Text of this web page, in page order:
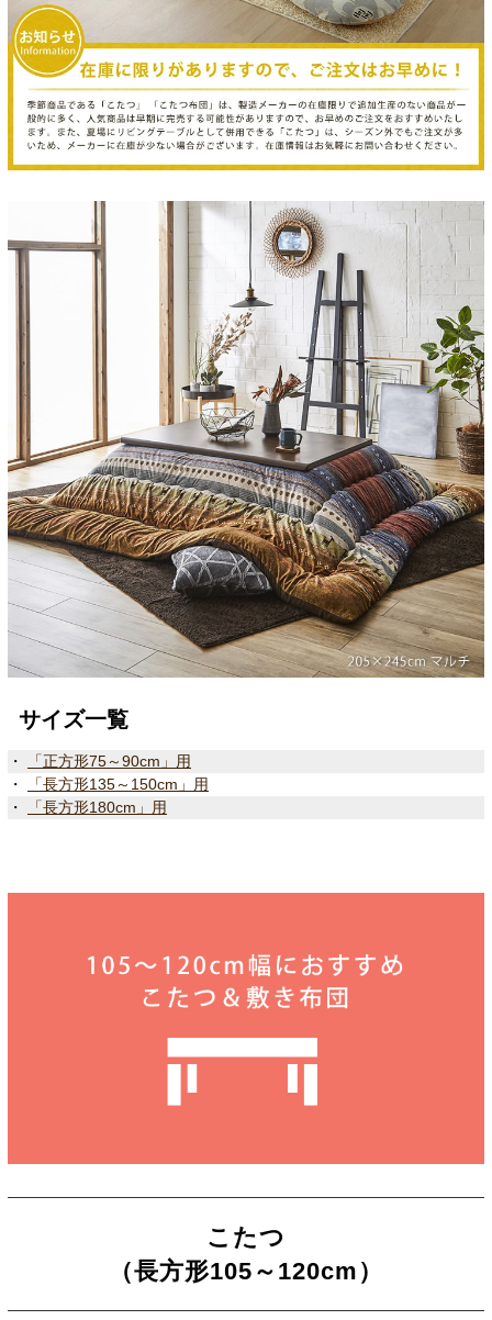
サイズ一覧
・
「正方形75～90cm」用
・
「長方形135～150cm」用
・
「長方形180cm」用